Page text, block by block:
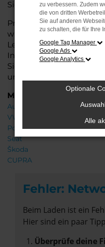
Sie das für Sie passende
Profitieren Sie von
wie attraktiven
Leasingangeboten und
Inzahlungnahme Ihres
Sie uns und überzeugen
und dem Service, den
Marken
Audi
VW
Porsche
Seat
Škoda
CUPRA
Fehler:
Beim Laden ist ein
Hier sind ein paar
Überprüfe deine
zu verbessern. Zudem
die von dritten
Sie auf anderen
zu schalten, die für Ihre
Google Tag Manager
Google Ads
Google Analytics
Optionale
Alle